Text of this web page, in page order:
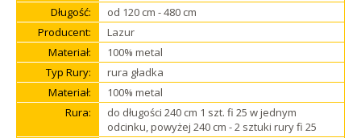
Długość:
od 120 cm - 480 cm
Producent:
Lazur
Materiał:
100% metal
Typ Rury:
rura gładka
Materiał:
100% metal
Rura:
do długości 240 cm 1 szt. fi 25 w jednym
odcinku, powyżej 240 cm - 2 sztuki rury fi 25